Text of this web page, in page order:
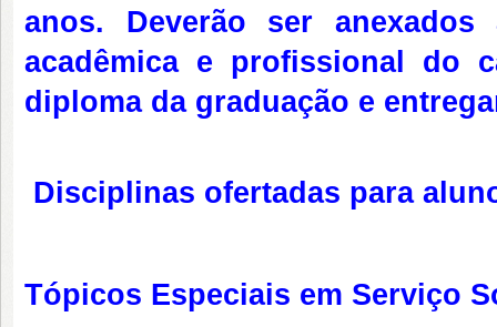
anos. Deverão ser
acadêmica e profissional do
diploma da graduação e
Disciplinas ofertadas para
Tópicos Especiais em Serviço